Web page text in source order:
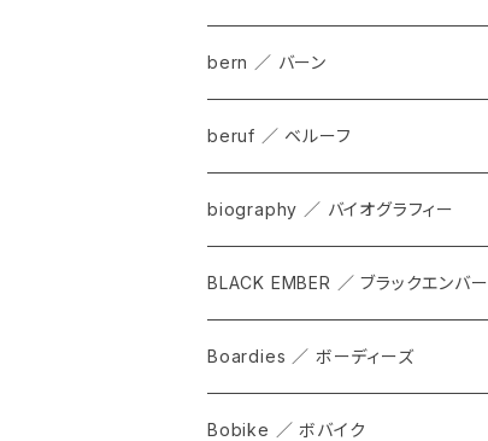
bern ／ バーン
beruf ／ ベルーフ
bag
cap
grove
biography ／ バイオグラフィー
BLACK EMBER ／ ブラックエンバー
ALL
FORGE
Boardies ／ ボーディーズ
Bobike ／ ボバイク